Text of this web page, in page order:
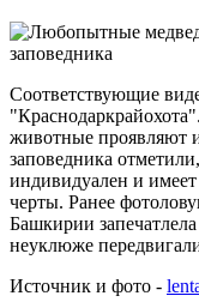
Соответствующие
животные проявляют
заповедника
индивидуален и
черты. Ранее
Башкирии
неуклюже
Источник и фото -